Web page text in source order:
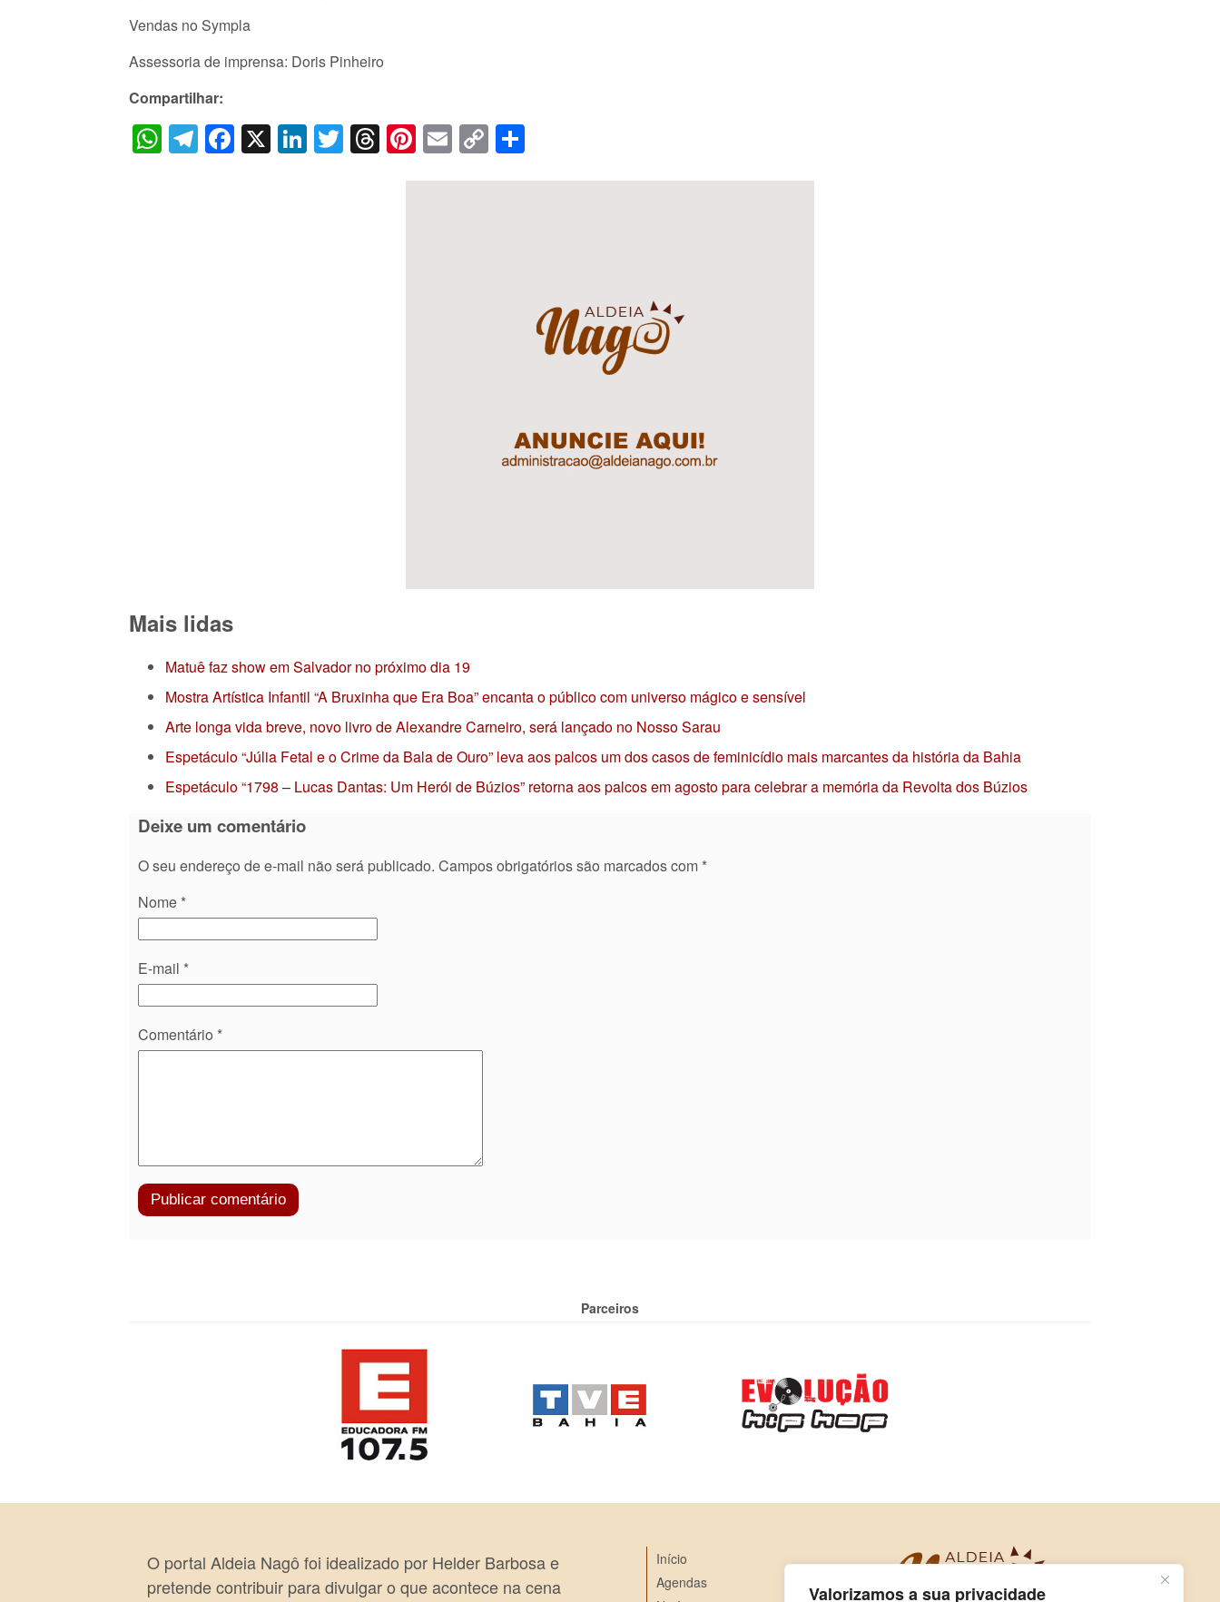
Valorizamos a sua privacidade
Vendas no Sympla
Assessoria de imprensa: Doris Pinheiro
Compartilhar:
WhatsApp
Telegram
Facebook
X LinkedIn
Twitter
Threads
Pinterest
Email
Copy
Link
Mais lidas
Matuê faz show em Salvador no próximo dia 19
Mostra Artística Infantil “A Bruxinha que Era Boa” encanta o público com universo mágico e sensível
Arte longa vida breve, novo livro de Alexandre Carneiro, será lançado no Nosso Sarau
Espetáculo “Júlia Fetal e o Crime da Bala de Ouro” leva aos palcos um dos casos de feminicídio mais marcantes da história da Bahia
Espetáculo “1798 – Lucas Dantas: Um Herói de Búzios” retorna aos palcos em agosto para celebrar a memória da Revolta dos Búzios
Deixe um comentário
O seu endereço de e-mail não será publicado. Campos obrigatórios são marcados com *
Nome *
E-mail *
Comentário *
Parceiros
O portal Aldeia Nagô foi idealizado por Helder Barbosa e
pretende contribuir para divulgar o que acontece na cena
Início
Agendas